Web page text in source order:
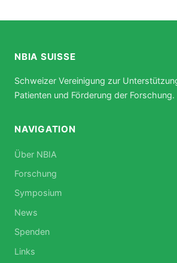
NBIA SUISSE
Schweizer Vereinigung zur
Patienten und Förderung der Forschung.
NAVIGATION
Über NBIA
Forschung
Symposium
News
Spenden
Links